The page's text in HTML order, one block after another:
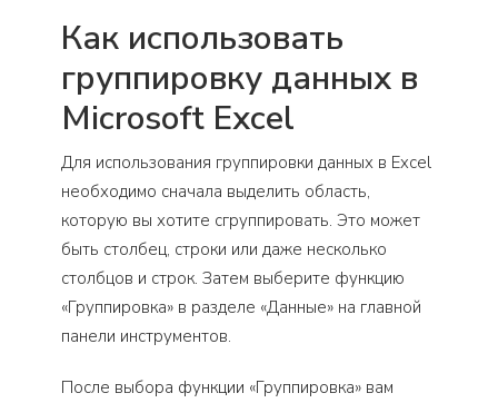
Как использовать
группировку данных в
Microsoft Excel
Для использования группировки данных в Excel
необходимо сначала выделить область,
которую вы хотите сгруппировать. Это может
быть столбец, строки или даже несколько
столбцов и строк. Затем выберите функцию
«Группировка» в разделе «Данные» на главной
панели инструментов.
После выбора функции «Группировка» вам